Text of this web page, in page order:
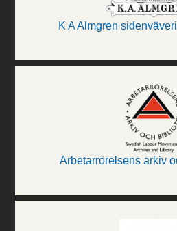
K A Almgren
Arbetarrörelsens arkiv